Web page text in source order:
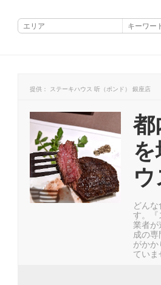
提供： ステーキハウス 听（ポンド） 銀座店
都
どん
す。『
業者が
成の
がか
ていま